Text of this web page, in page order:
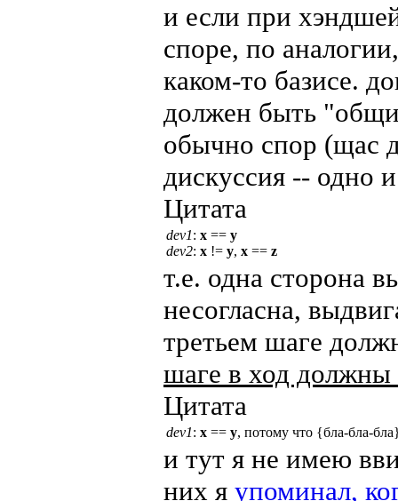
и если при
споре, по
каком-то базисе.
должен быть
обычно спор (щас
дискуссия -- одно
Цитата
dev1: x == y
dev2: x != y, x == z
т.е. одна сторона
несогласна,
третьем шаге
шаге в ход
Цитата
dev1: x == y, потому что {бла-бла-
и тут я не имею
них я упоминал,